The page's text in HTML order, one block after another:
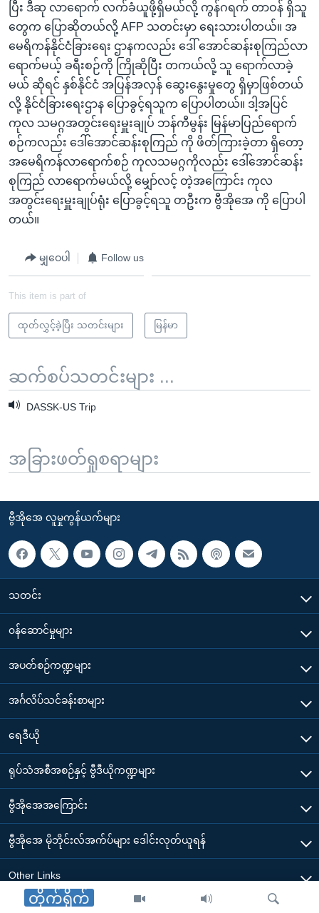
တိုက်ရိုက်
ပြီး ဒီဆု လာရောက် လက်ခံယူဖို့ရှိမယ်လို့ ကွန်ဂရက် တာဝန် ရှိသူ
တွေက ပြောဆိုတယ်လို့ AFP သတင်းမှာ ရေးသားပါတယ်။ အ
မေရိကန်နိုင်ငံခြားရေး ဌာနကလည်း ဒေါ် အောင်ဆန်းစုကြည်လာ
ရောက်မယ့် ခရီးစဉ်ကို ကြိုဆိုပြီး တကယ်လို့ သူ ရောက်လာခဲ့
မယ် ဆိုရင် နှစ်နိုင်ငံ အပြန်အလှန် ဆွေးနွေးမှုတွေ ရှိမှာဖြစ်တယ်
လို့ နိုင်ငံခြားရေးဌာန ပြောခွင့်ရသူက ပြောပါတယ်။ ဒါ့အပြင်
ကုလ သမဂ္ဂအတွင်းရေးမှူးချုပ် ဘန်ကီမွန်း မြန်မာပြည်ရောက်
စဉ်ကလည်း ဒေါ်အောင်ဆန်းစုကြည် ကို ဖိတ်ကြားခဲ့တာ ရှိတော့
အမေရိကန်လာရောက်စဉ် ကုလသမဂ္ဂကိုလည်း ဒေါ်အောင်ဆန်း
စုကြည် လာရောက်မယ်လို့ မျှော်လင့် တဲ့အကြောင်း ကုလ
အတွင်းရေးမှူးချုပ်ရုံး ပြောခွင့်ရသူ တဦးက ဗွီအိုအေ ကို ပြောပါ
တယ်။
မျှဝေပါ Follow us
This item is part of
ထုတ်လွှင့်ခဲ့ပြီး သတင်းများ မြန်မာ
ဆက်စပ်သတင်းများ ...
DASSK-US Trip
အခြားဖတ်ရှုစရာများ
ဗွီအိုအေ လူမှုကွန်ယက်များ
သတင်း
၀န်ဆောင်မှုများ
အပတ်စဉ်ကဏ္ဍများ
အင်္ဂလိပ်သင်ခန်းစာများ
ရေဒီယို
ရုပ်သံအစီအစဉ်နှင့် ဗွီဒီယိုကဏ္ဍများ
ဗွီအိုအေအကြောင်း
ဗွီအိုအေ မိုဘိုင်းလ်အက်ပ်များ ဒေါင်းလုတ်ယူရန်
Other Links